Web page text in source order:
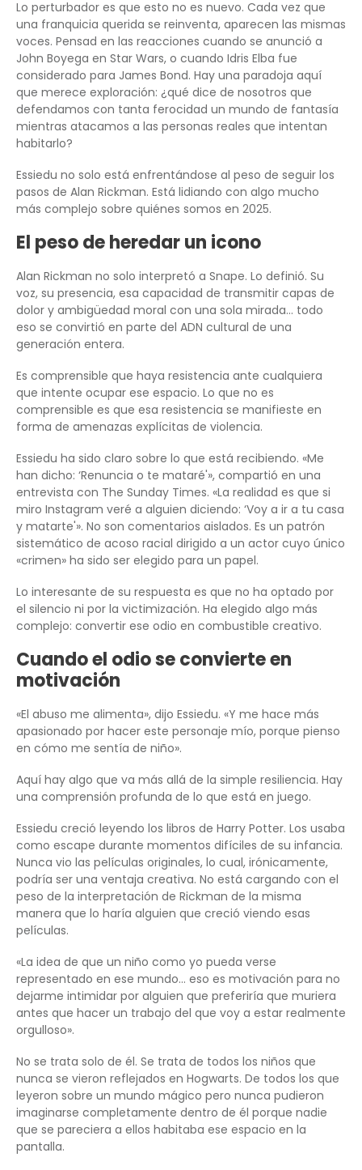
Lo perturbador es que esto no es nuevo. Cada vez que
una franquicia querida se reinventa, aparecen las mismas
voces. Pensad en las reacciones cuando se anunció a
John Boyega en Star Wars, o cuando Idris Elba fue
considerado para James Bond. Hay una paradoja aquí
que merece exploración: ¿qué dice de nosotros que
defendamos con tanta ferocidad un mundo de fantasía
mientras atacamos a las personas reales que intentan
habitarlo?
Essiedu no solo está enfrentándose al peso de seguir los
pasos de Alan Rickman. Está lidiando con algo mucho
más complejo sobre quiénes somos en 2025.
El peso de heredar un icono
Alan Rickman no solo interpretó a Snape. Lo definió. Su
voz, su presencia, esa capacidad de transmitir capas de
dolor y ambigüedad moral con una sola mirada… todo
eso se convirtió en parte del ADN cultural de una
generación entera.
Es comprensible que haya resistencia ante cualquiera
que intente ocupar ese espacio. Lo que no es
comprensible es que esa resistencia se manifieste en
forma de amenazas explícitas de violencia.
Essiedu ha sido claro sobre lo que está recibiendo. «Me
han dicho: ‘Renuncia o te mataré'», compartió en una
entrevista con The Sunday Times. «La realidad es que si
miro Instagram veré a alguien diciendo: ‘Voy a ir a tu casa
y matarte'». No son comentarios aislados. Es un patrón
sistemático de acoso racial dirigido a un actor cuyo único
«crimen» ha sido ser elegido para un papel.
Lo interesante de su respuesta es que no ha optado por
el silencio ni por la victimización. Ha elegido algo más
complejo: convertir ese odio en combustible creativo.
Cuando el odio se convierte en
motivación
«El abuso me alimenta», dijo Essiedu. «Y me hace más
apasionado por hacer este personaje mío, porque pienso
en cómo me sentía de niño».
Aquí hay algo que va más allá de la simple resiliencia. Hay
una comprensión profunda de lo que está en juego.
Essiedu creció leyendo los libros de Harry Potter. Los usaba
como escape durante momentos difíciles de su infancia.
Nunca vio las películas originales, lo cual, irónicamente,
podría ser una ventaja creativa. No está cargando con el
peso de la interpretación de Rickman de la misma
manera que lo haría alguien que creció viendo esas
películas.
«La idea de que un niño como yo pueda verse
representado en ese mundo… eso es motivación para no
dejarme intimidar por alguien que preferiría que muriera
antes que hacer un trabajo del que voy a estar realmente
orgulloso».
No se trata solo de él. Se trata de todos los niños que
nunca se vieron reflejados en Hogwarts. De todos los que
leyeron sobre un mundo mágico pero nunca pudieron
imaginarse completamente dentro de él porque nadie
que se pareciera a ellos habitaba ese espacio en la
pantalla.